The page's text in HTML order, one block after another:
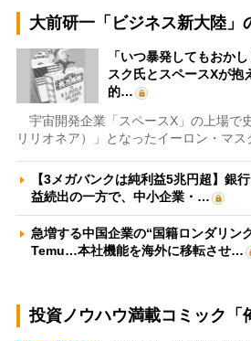
大前研一「ビジネス新大陸」
「いつ暴発してもおか
スク氏とスペースXが抱
的…
宇宙開発企業「スペースX」の上場で
リリオネア）」となったイーロン・マ
【3メガバンクは純利益5兆円超】銀
益続出の一方で、中小企業・…
急増する中国企業の“国籍ロンダリン
Temu…本社機能を海外に移転させ…
投資ノウハウ満載コミック「